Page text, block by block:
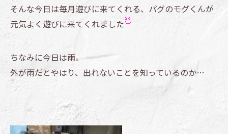
そんな今日は毎月遊びに来てくれる、パグのモグくんが
元気よく遊びに来てくれました
ちなみに今日は雨。
外が雨だとやはり、出れないことを知っているのか…